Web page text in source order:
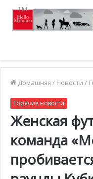
Домашняя / Новости /
Горячие новости
Женская
команда